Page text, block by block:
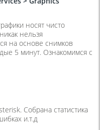
носят чисто
нельзя
на основе снимков
5 минут. Ознакомимся с
Собрана статистика
и.т.д